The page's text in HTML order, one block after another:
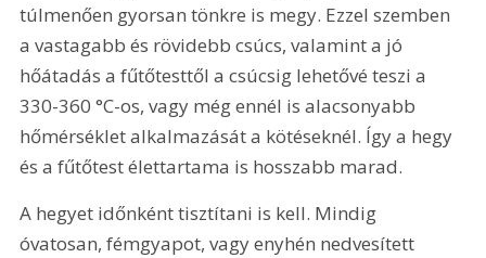
túlmenően gyorsan tönkre is megy. Ezzel szemben
a vastagabb és rövidebb csúcs, valamint a jó
hőátadás a fűtőtesttől a csúcsig lehetővé teszi a
330-360 °C-os, vagy még ennél is alacsonyabb
hőmérséklet alkalmazását a kötéseknél. Így a hegy
és a fűtőtest élettartama is hosszabb marad.
A hegyet időnként tisztítani is kell. Mindig
óvatosan, fémgyapot, vagy enyhén nedvesített